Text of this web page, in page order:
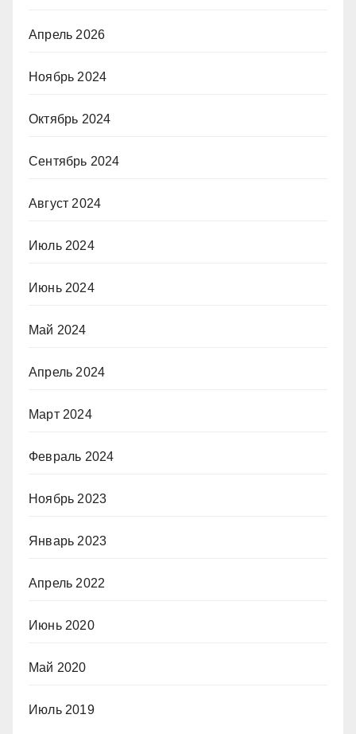
Апрель 2026
Ноябрь 2024
Октябрь 2024
Сентябрь 2024
Август 2024
Июль 2024
Июнь 2024
Май 2024
Апрель 2024
Март 2024
Февраль 2024
Ноябрь 2023
Январь 2023
Апрель 2022
Июнь 2020
Май 2020
Июль 2019